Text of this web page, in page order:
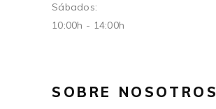
Sábados:
10:00h - 14:00h
SOBRE NOSOTROS